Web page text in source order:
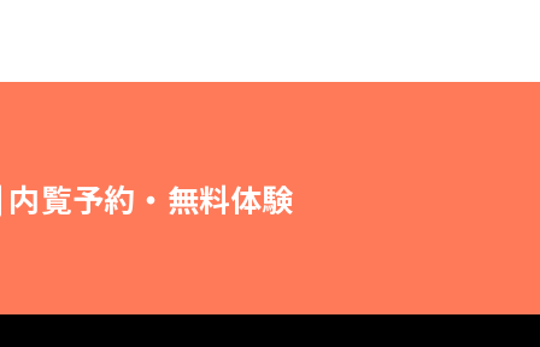
内覧予約・無料体験